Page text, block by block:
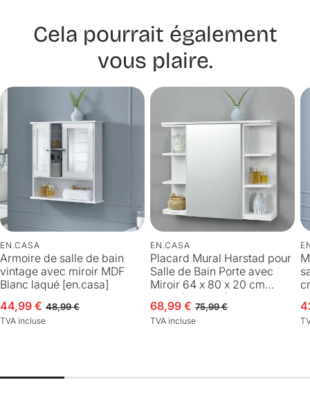
Cela pourrait également
vous plaire.
EN.CASA
Armoire de salle de bain
vintage avec miroir MDF
Blanc laqué [en.casa]
Prix en solde
44,99 €
Prix habituel
48,99 €
TVA incluse
EN.CASA
Placard Mural Harstad pour
Salle de Bain Porte avec
Miroir 64 x 80 x 20 cm
Blanc [en.casa]
Prix en solde
68,99 €
Prix habituel
75,99 €
TVA incluse